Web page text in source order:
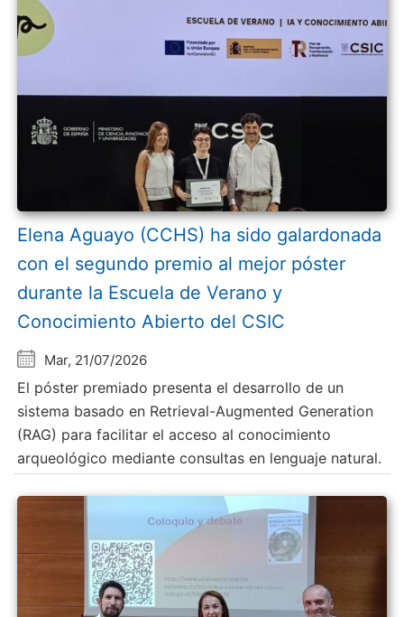
Elena Aguayo (CCHS) ha sido galardonada
con el segundo premio al mejor póster
durante la Escuela de Verano y
Conocimiento Abierto del CSIC
Mar, 21/07/2026
El póster premiado presenta el desarrollo de un
sistema basado en Retrieval-Augmented Generation
(RAG) para facilitar el acceso al conocimiento
arqueológico mediante consultas en lenguaje natural.